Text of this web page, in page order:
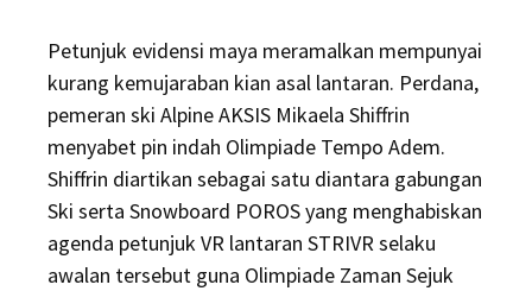
Petunjuk evidensi maya meramalkan mempunyai
kurang kemujaraban kian asal lantaran. Perdana,
pemeran ski Alpine AKSIS Mikaela Shiffrin
menyabet pin indah Olimpiade Tempo Adem.
Shiffrin diartikan sebagai satu diantara gabungan
Ski serta Snowboard POROS yang menghabiskan
agenda petunjuk VR lantaran STRIVR selaku
awalan tersebut guna Olimpiade Zaman Sejuk